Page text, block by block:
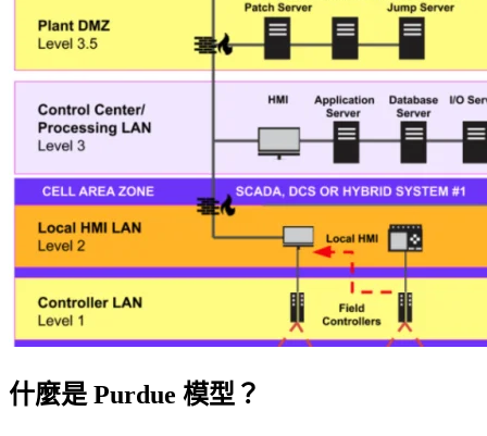
什麼是 Purdue 模型？